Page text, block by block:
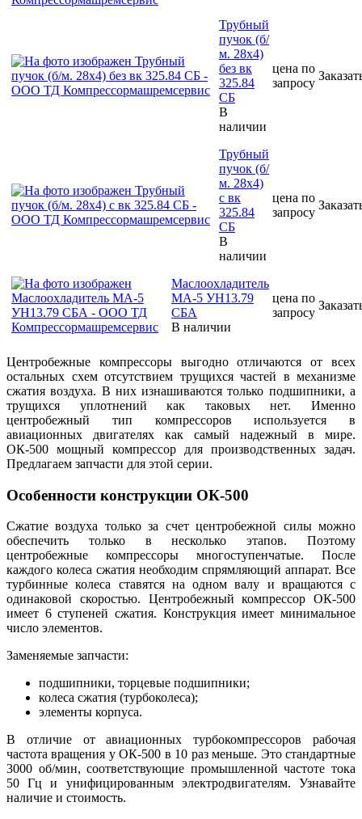
Трубный
пучок (б/
м. 28х4)
без вк
325.84
СБ
В
наличии
цена по
запросу
Трубный
пучок (б/
м. 28х4)
с вк
325.84
СБ
В
наличии
цена по
запросу
Маслоохладитель
МА-5 УН13.79
СБА
В наличии
цена по
запросу
Центробежные компрессоры выгодно отличаются от всех
остальных схем отсутствием трущихся частей в механизме
сжатия воздуха. В них изнашиваются только подшипники, а
трущихся уплотнений как таковых нет. Именно
центробежный тип компрессоров используется в
авиационных двигателях как самый надежный в мире.
ОК-500 мощный компрессор для производственных задач.
Предлагаем запчасти для этой серии.
Особенности конструкции ОК-500
Сжатие воздуха только за счет центробежной силы можно
обеспечить только в несколько этапов. Поэтому
центробежные компрессоры многоступенчатые. После
каждого колеса сжатия необходим спрямляющий аппарат. Все
турбинные колеса ставятся на одном валу и вращаются с
одинаковой скоростью. Центробежный компрессор ОК-500
имеет 6 ступеней сжатия. Конструкция имеет минимальное
число элементов.
Заменяемые запчасти:
подшипники, торцевые подшипники;
колеса сжатия (турбоколеса);
элементы корпуса.
В отличие от авиационных турбокомпрессоров рабочая
частота вращения у ОК-500 в 10 раз меньше. Это стандартные
3000 об/мин, соответствующие промышленной частоте тока
50 Гц и унифицированным электродвигателям. Узнавайте
наличие и стоимость.